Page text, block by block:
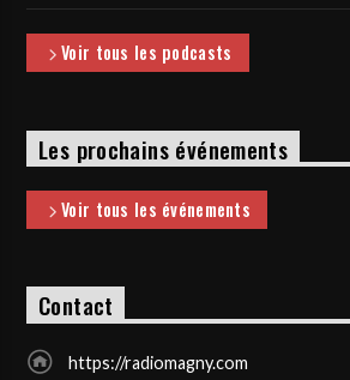
Voir tous les podcasts
Les prochains événements
Voir tous les événements
Contact
https://radiomagny.com